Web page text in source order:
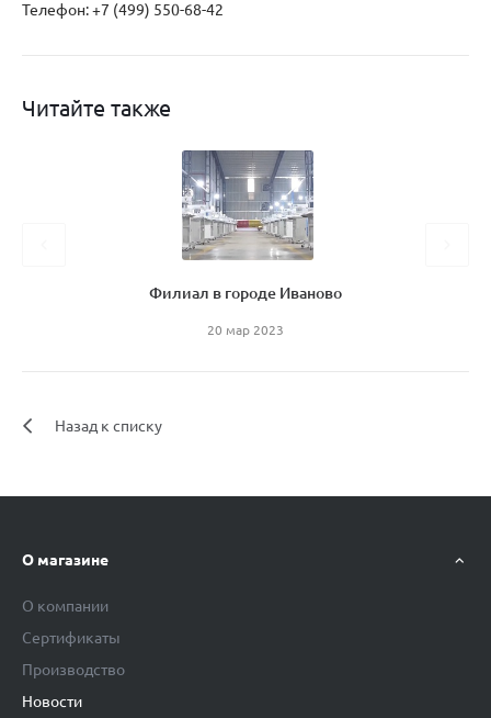
Телефон: +7 (499) 550-68-42
Читайте также
Филиал в городе Иваново
20 мар 2023
Назад к списку
О магазине
О компании
Сертификаты
Производство
Новости